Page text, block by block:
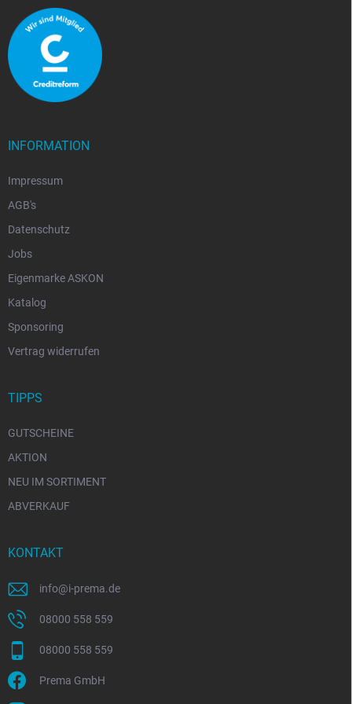
INFORMATION
Impressum
AGB's
Datenschutz
Jobs
Eigenmarke ASKON
Katalog
Sponsoring
Vertrag widerrufen
TIPPS
GUTSCHEINE
AKTION
NEU IM SORTIMENT
ABVERKAUF
KONTAKT
info@i-prema.de
08000 558 559
08000 558 559
Prema GmbH